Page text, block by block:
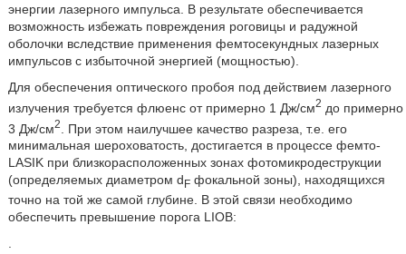
энергии лазерного импульса. В результате обеспечивается
возможность избежать повреждения роговицы и радужной
оболочки вследствие применения фемтосекундных лазерных
импульсов с избыточной энергией (мощностью).
Для обеспечения оптического пробоя под действием лазерного
излучения требуется флюенс от примерно 1 Дж/см2 до примерно
3 Дж/см2
. При этом наилучшее качество разреза, т.е. его
минимальная шероховатость, достигается в процессе фемто-
LASIK при близкорасположенных зонах фотомикродеструкции
(определяемых диаметром dFфокальной зоны), находящихся
точно на той же самой глубине. В этой связи необходимо
обеспечить превышение порога LIOB: